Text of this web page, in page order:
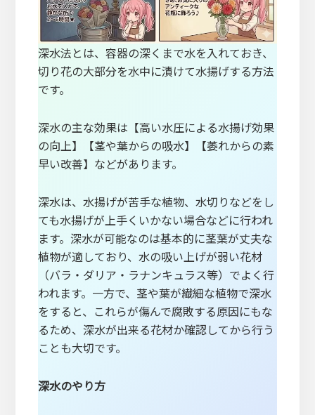
深水法とは、容器の深くまで水を入れておき、
切り花の大部分を水中に漬けて水揚げする方法
です。
深水の主な効果は【高い水圧による水揚げ効果
の向上】【茎や葉からの吸水】【萎れからの素
早い改善】などがあります。
深水は、水揚げが苦手な植物、水切りなどをし
ても水揚げが上手くいかない場合などに行われ
ます。深水が可能なのは基本的に茎葉が丈夫な
植物が適しており、水の吸い上げが弱い花材
（バラ・ダリア・ラナンキュラス等）でよく行
われます。一方で、茎や葉が繊細な植物で深水
をすると、これらが傷んで腐敗する原因にもな
るため、深水が出来る花材か確認してから行う
ことも大切です。
深水のやり方